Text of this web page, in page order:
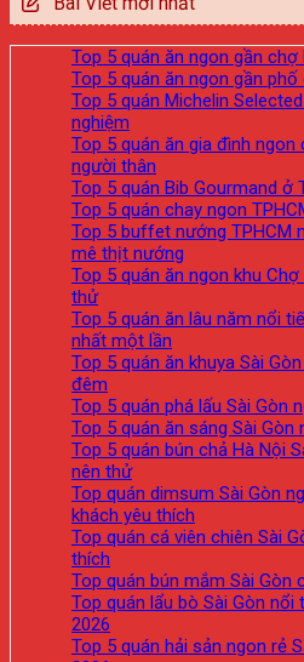
Top 5 quán ăn ngon gần
Top 5 quán ăn ngon gần
Top 5 quán Michelin
nghiệm
Top 5 quán ăn gia đình
người thân
Top 5 quán Bib Gourmand ở
Top 5 quán chay ngon
Top 5 buffet nướng TPHCM
mê thịt nướng
Top 5 quán ăn ngon khu
thử
Top 5 quán ăn lâu năm nổi
nhất một lần
Top 5 quán ăn khuya Sài
đêm
Top 5 quán phá lấu Sài Gòn
Top 5 quán ăn sáng Sài
Top 5 quán bún chả Hà Nội
nên thử
Top quán dimsum Sài Gòn
khách yêu thích
Top quán cá viên chiên Sài
thích
Top quán bún mắm Sài Gòn
Top quán lẩu bò Sài Gòn
2026
Top 5 quán hải sản ngon rẻ